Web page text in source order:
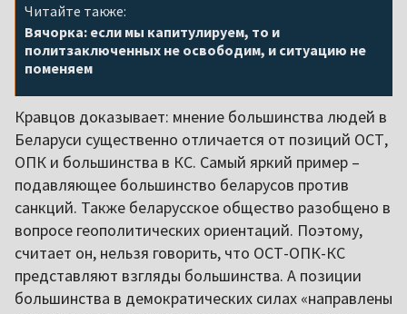
Читайте также:
Вячорка: если мы капитулируем, то и
политзаключенных не освободим, и ситуацию не
поменяем
Кравцов доказывает: мнение большинства людей в
Беларуси существенно отличается от позиций ОСТ,
ОПК и большинства в КС. Самый яркий пример –
подавляющее большинство беларусов против
санкций. Также беларусское общество разобщено в
вопросе геополитических ориентаций. Поэтому,
считает он, нельзя говорить, что ОСТ-ОПК-КС
представляют взгляды большинства. А позиции
большинства в демократических силах «направлены